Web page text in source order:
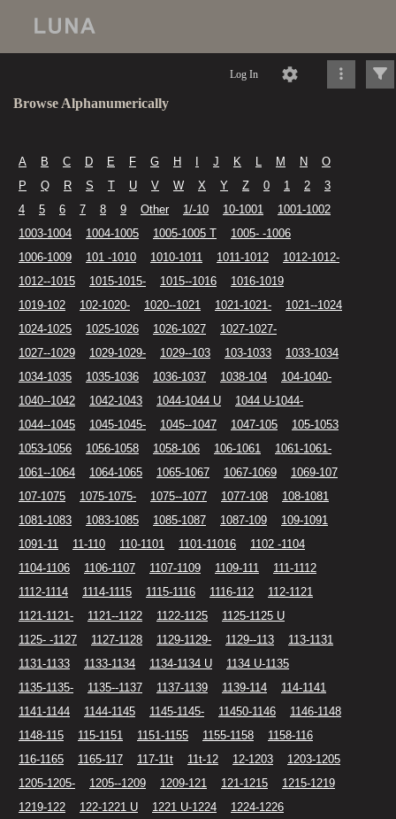
Log In
Browse Alphanumerically
A B C D E F G H J K L M N
O
P
Q R S T U V W X Y Z 0 1 2
3
4
5 6 7 8 9 Other 1/-10 10-1001
1001-1002
1003-1004
1004-1005 1005-1005 T
1005- -1006
1006-1009
101 -1010 1010-1011 1011-1012
1012-1012-
1012--1015
1015-1015- 1015--1016
1016-1019
1019-102
102-1020- 1020--1021 1021-1021-
1021--1024
1024-1025
1025-1026 1026-1027
1027-1027-
1027--1029
1029-1029- 1029--103 103-1033
1033-1034
1034-1035
1035-1036 1036-1037 1038-104
104-1040-
1040--1042
1042-1043 1044-1044 U
1044 U-1044-
1044--1045
1045-1045- 1045--1047 1047-105
105-1053
1053-1056
1056-1058 1058-106 106-1061
1061-1061-
1061--1064
1064-1065 1065-1067 1067-1069
1069-107
107-1075
1075-1075- 1075--1077 1077-108
108-1081
1081-1083
1083-1085 1085-1087 1087-109
109-1091
1091-11
11-110 110-1101 1101-11016
1102 -1104
1104-1106
1106-1107 1107-1109 1109-111
111-1112
1112-1114
1114-1115 1115-1116 1116-112
112-1121
1121-1121-
1121--1122 1122-1125
1125-1125 U
1125- -1127
1127-1128 1129-1129- 1129--113
113-1131
1131-1133
1133-1134 1134-1134 U
1134 U-1135
1135-1135-
1135--1137 1137-1139 1139-114
114-1141
1141-1144
1144-1145 1145-1145- 11450-1146
1146-1148
1148-115
115-1151 1151-1155 1155-1158
1158-116
116-1165
1165-117 117-11t 11t-12 12-1203
1203-1205
1205-1205-
1205--1209 1209-121 121-1215
1215-1219
1219-122
122-1221 U 1221 U-1224
1224-1226